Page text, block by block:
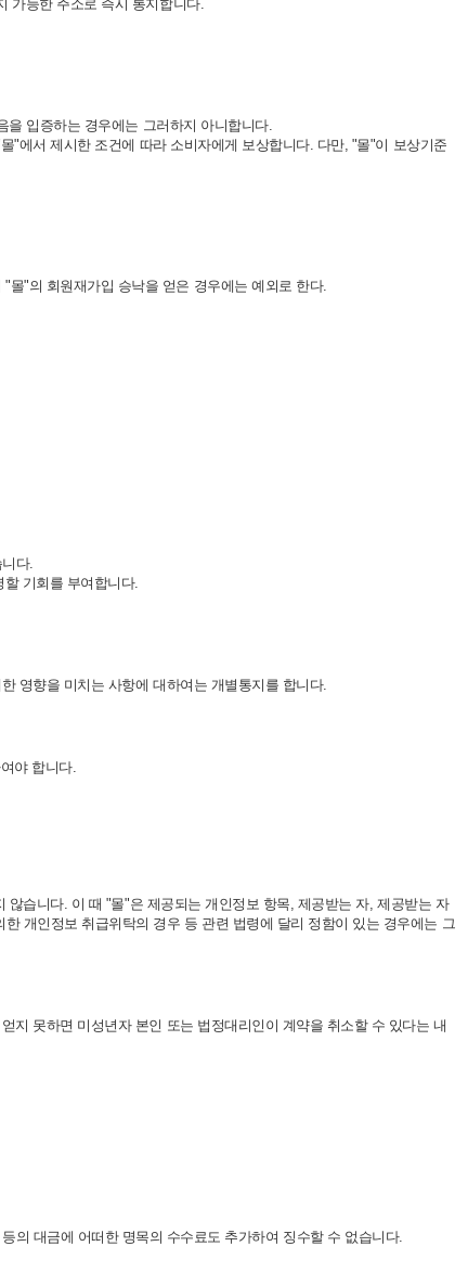
가능한 주소로 즉시 통지합니다.
을 입증하는 경우에는 그러하지 아니합니다.
"에서 제시한 조건에 따라 소비자에게 보상합니다. 다만, "몰"이 보상기준
몰"의 회원재가입 승낙을 얻은 경우에는 예외로 한다.
다.
기회를 부여합니다.
영향을 미치는 사항에 대하여는 개별통지를 합니다.
야 합니다.
습니다. 이 때 "몰"은 제공되는 개인정보 항목, 제공받는 자, 제공받는 자
개인정보 취급위탁의 경우 등 관련 법령에 달리 정함이 있는 경우에는 그
지 못하면 미성년자 본인 또는 법정대리인이 계약을 취소할 수 있다는 내
의 대금에 어떠한 명목의 수수료도 추가하여 징수할 수 없습니다.